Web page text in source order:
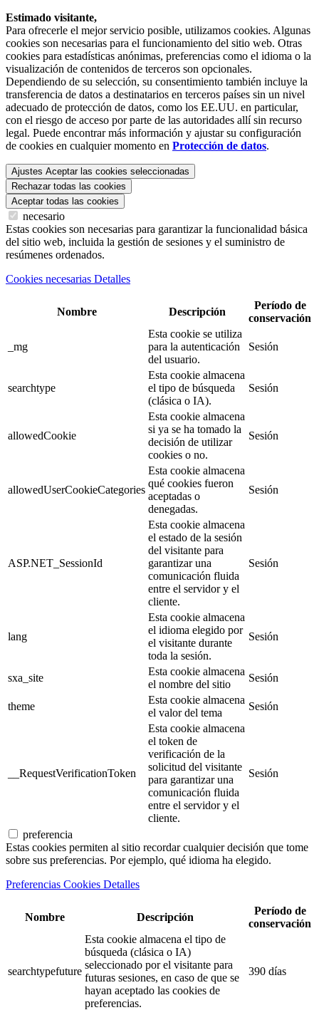
Estimado visitante,
Para ofrecerle el mejor servicio posible, utilizamos cookies. Algunas
cookies son necesarias para el funcionamiento del sitio web. Otras
cookies para estadísticas anónimas, preferencias como el idioma o la
visualización de contenidos de terceros son opcionales.
Dependiendo de su selección, su consentimiento también incluye la
transferencia de datos a destinatarios en terceros países sin un nivel
adecuado de protección de datos, como los EE.UU. en particular,
con el riesgo de acceso por parte de las autoridades allí sin recurso
legal. Puede encontrar más información y ajustar su configuración
de cookies en cualquier momento en Protección de datos.
Ajustes Aceptar las cookies seleccionadas
Rechazar todas las cookies
Aceptar todas las cookies
necesario
Estas cookies son necesarias para garantizar la funcionalidad básica
del sitio web, incluida la gestión de sesiones y el suministro de
resúmenes ordenados.
Cookies necesarias Detalles
Nombre Descripción
Período de
conservación
_mg
Esta cookie se utiliza
para la autenticación
del usuario.
Sesión
searchtype
Esta cookie almacena
el tipo de búsqueda
(clásica o IA).
Sesión
allowedCookie
Esta cookie almacena
si ya se ha tomado la
decisión de utilizar
cookies o no.
Sesión
allowedUserCookieCategories
Esta cookie almacena
qué cookies fueron
aceptadas o
denegadas.
Sesión
ASP.NET_SessionId
Esta cookie almacena
el estado de la sesión
del visitante para
garantizar una
comunicación fluida
entre el servidor y el
cliente.
Sesión
lang
Esta cookie almacena
el idioma elegido por
el visitante durante
toda la sesión.
Sesión
sxa_site
Esta cookie almacena
el nombre del sitio
Sesión
theme
Esta cookie almacena
el valor del tema
Sesión
__RequestVerificationToken
Esta cookie almacena
el token de
verificación de la
solicitud del visitante
para garantizar una
comunicación fluida
entre el servidor y el
cliente.
Sesión
preferencia
Estas cookies permiten al sitio recordar cualquier decisión que tome
sobre sus preferencias. Por ejemplo, qué idioma ha elegido.
Preferencias Cookies Detalles
Nombre Descripción
Período de
conservación
searchtypefuture
Esta cookie almacena el tipo de
búsqueda (clásica o IA)
seleccionado por el visitante para
futuras sesiones, en caso de que se
hayan aceptado las cookies de
preferencias.
390 días